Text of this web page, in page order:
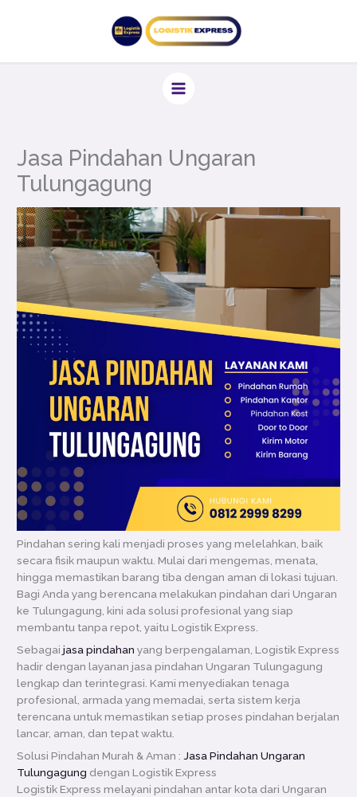
Jasa Pindahan Ungaran
Tulungagung
Pindahan sering kali menjadi proses yang melelahkan, baik
secara fisik maupun waktu. Mulai dari mengemas, menata,
hingga memastikan barang tiba dengan aman di lokasi tujuan.
Bagi Anda yang berencana melakukan pindahan dari Ungaran
ke Tulungagung, kini ada solusi profesional yang siap
membantu tanpa repot, yaitu Logistik Express.
Sebagaijasa pindahan yang berpengalaman, Logistik Express
hadir dengan layanan jasa pindahan Ungaran Tulungagung
lengkap dan terintegrasi. Kami menyediakan tenaga
profesional, armada yang memadai, serta sistem kerja
terencana untuk memastikan setiap proses pindahan berjalan
lancar, aman, dan tepat waktu.
Solusi Pindahan Murah & Aman : Jasa Pindahan Ungaran
Tulungagung dengan Logistik Express
Logistik Express melayani pindahan antar kota dari Ungaran